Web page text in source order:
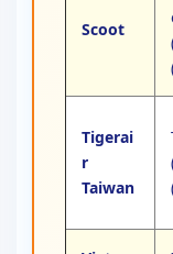
Scoot
Tigerai
r
Taiwan